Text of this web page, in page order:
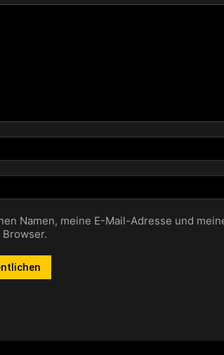
Namen, meine E-Mail-Adresse und